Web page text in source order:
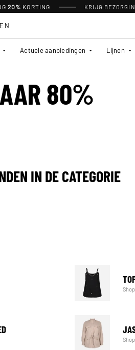
20% KORTING KRIJG
Actuele aanbiedingen Lijnen
80%
IN DE CATEGORIE